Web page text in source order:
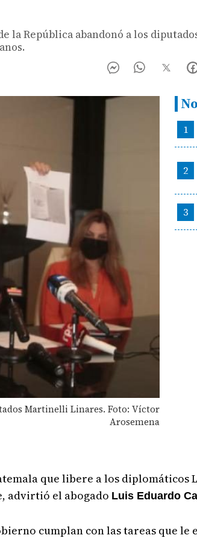
la República abandonó a los
Martinelli Linares. Foto: Víctor
Arosemena
1
2
3
que libere a los diplomáticos
advirtió el abogado Luis Eduardo
cumplan con las tareas que le